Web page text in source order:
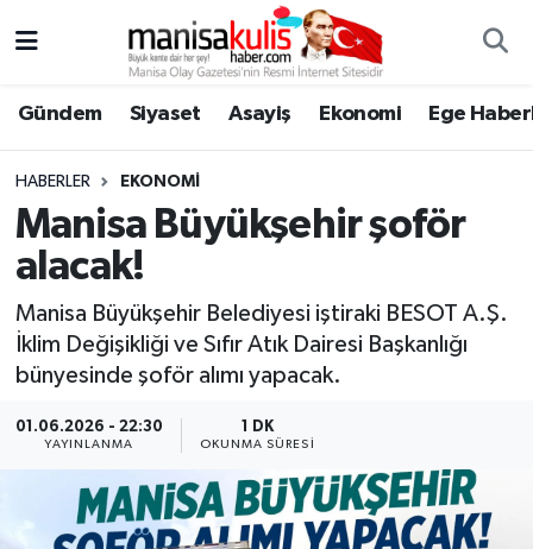
Gündem Siyaset Asayiş Ekonomi Ege
HABERLER EKONOMI
Manisa Büyükşehir şoför
alacak!
Manisa Büyükşehir Belediyesi iştiraki BESOT A.Ş.
İklim Değişikliği ve Sıfır Atık Dairesi Başkanlığı
bünyesinde şoför alımı yapacak.
01.06.2026 - 22:30
YAYINLANMA
1 DK
OKUNMA SÜRESI
Ege Haberleri
Ekonomi
Genel
Gündem
Resmi İlan
Siyaset
Spor
Yunusemre Hava Durumu
Yunusemre Trafik Yoğunluk Haritası
Süper Lig Puan Durumu ve Fikstür
Tüm Manşetler
Son Dakika Haberleri
Haber Arşivi